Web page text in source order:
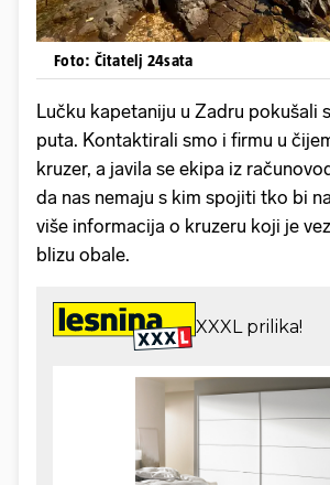
Foto: Čitatelj 24sata
Lučku kapetaniju u Zadru pokušali
puta. Kontaktirali smo i firmu u
kruzer, a javila se ekipa iz
da nas nemaju s kim spojiti tko bi
više informacija o kruzeru koji je
blizu obale.